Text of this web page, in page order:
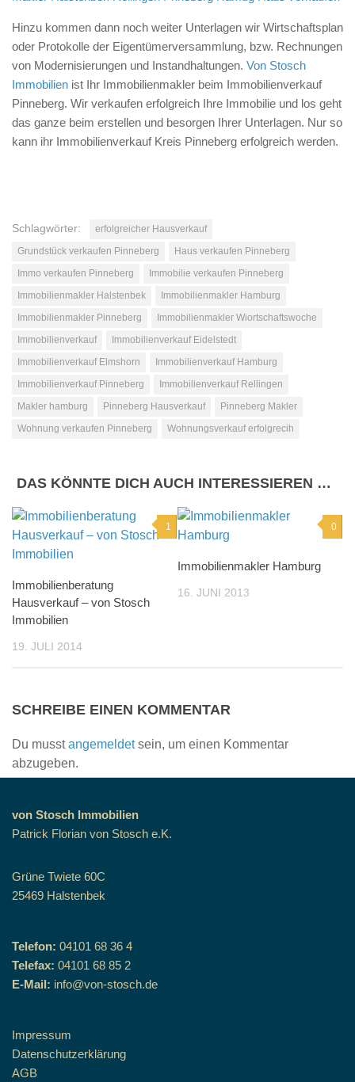
Hinzu kommen dann noch weiter Unterlagen wir Wirtschaftsplan
oder Protokolle der Eigentümerversammlung, bzw. Rechnungen
von Modernisierungen und Instandhaltungen. Von Stosch
Immobilien ist Ihr Immobilienmakler beim Immobilienverkauf
Pinneberg. Wir verkaufen erfolgreich Ihre Immobilie und los geht
das ganze beim erstellen und besorgen Ihrer Unterlagen. Nur so
kann ihr Immobilienverkauf Kreis Pinneberg erfolgreich werden.
Schlagwörter:
erfolgreicher Hausverkauf
Grundstück verkaufen Pinneberg
Haus verkaufen Pinneberg
Immo verkaufen Pinneberg
Immobilie verkaufen Pinneberg
Immobilienmakler Halstenbek
Immobilienmakler Hamburg
Immobilienmakler Pinneberg
Immobilienmakler Wiortschaftswoche
Immobilienverkauf
Immobilienverkauf Eidelstedt
Immobilienverkauf Elmshorn
Immobilienverkauf Hamburg
Immobilienverkauf Pinneberg
Immobilienverkauf Rellingen
Makler hamburg
Pinneberg Hausverkauf
Pinneberg Makler
Wohnung verkaufen Pinneberg
Wohnungsverkauf erfolgrecih
DAS KÖNNTE DICH AUCH INTERESSIEREN …
1
Immobilienberatung
Hausverkauf – von Stosch
Immobilien
19. JULI 2014
0
Immobilienmakler Hamburg
16. JUNI 2013
SCHREIBE EINEN KOMMENTAR
Du musstangemeldetsein, um einen Kommentar
abzugeben.
von Stosch Immobilien
Patrick Florian von Stosch e.K.
Grüne Twiete 60C
25469 Halstenbek
Telefon: 04101 68 36 4
Telefax: 04101 68 85 2
E-Mail: info@von-stosch.de
Impressum
Datenschutzerklärung
AGB